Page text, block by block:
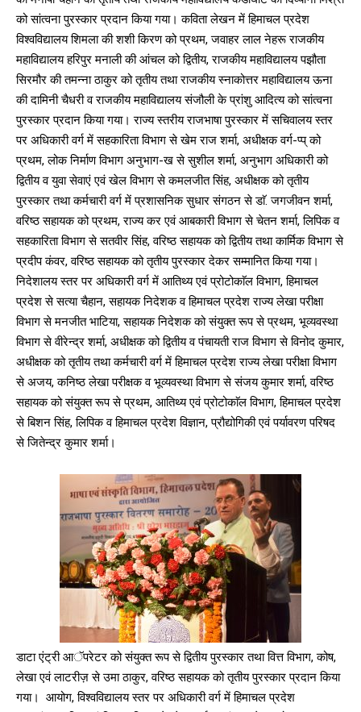
को सांत्वना पुरस्कार प्रदान किया गया। कविता लेखन में हिमाचल प्रदेश
विश्वविद्यालय शिमला की शशी किरण को प्रथम, जवाहर लाल नेहरू राजकीय
महाविद्यालय हरिपुर मनाली की आंचल को द्वितीय, राजकीय महाविद्यालय पझौता
सिरमौर की तमन्ना ठाकुर को तृतीय तथा राजकीय स्नाकोत्तर महाविद्यालय ऊना
की दामिनी चैधरी व राजकीय महाविद्यालय संजौली के प्रांशु आदित्य को सांत्वना
पुरस्कार प्रदान किया गया। राज्य स्तरीय राजभाषा पुरस्कार में सचिवालय स्तर
पर अधिकारी वर्ग में सहकारिता विभाग से खेम राज शर्मा, अधीक्षक वर्ग-प्प् को
प्रथम, लोक निर्माण विभाग अनुभाग-ख से सुशील शर्मा, अनुभाग अधिकारी को
द्वितीय व युवा सेवाएं एवं खेल विभाग से कमलजीत सिंह, अधीक्षक को तृतीय
पुरस्कार तथा कर्मचारी वर्ग में प्रशासनिक सुधार संगठन से डाॅ. जगजीवन शर्मा,
वरिष्ठ सहायक को प्रथम, राज्य कर एवं आबकारी विभाग से चेतन शर्मा, लिपिक व
सहकारिता विभाग से सतवीर सिंह, वरिष्ठ सहायक को द्वितीय तथा कार्मिक विभाग से
प्रदीप कंवर, वरिष्ठ सहायक को तृतीय पुरस्कार देकर सम्मानित किया गया।
निदेशालय स्तर पर अधिकारी वर्ग में आतिथ्य एवं प्रोटोकाॅल विभाग, हिमाचल
प्रदेश से सत्या चैहान, सहायक निदेशक व हिमाचल प्रदेश राज्य लेखा परीक्षा
विभाग से मनजीत भाटिया, सहायक निदेशक को संयुक्त रूप से प्रथम, भूव्यवस्था
विभाग से वीरेन्द्र शर्मा, अधीक्षक को द्वितीय व पंचायती राज विभाग से विनोद कुमार,
अधीक्षक को तृतीय तथा कर्मचारी वर्ग में हिमाचल प्रदेश राज्य लेखा परीक्षा विभाग
से अजय, कनिष्ठ लेखा परीक्षक व भूव्यवस्था विभाग से संजय कुमार शर्मा, वरिष्ठ
सहायक को संयुक्त रूप से प्रथम, आतिथ्य एवं प्रोटोकाॅल विभाग, हिमाचल प्रदेश
से बिशन सिंह, लिपिक व हिमाचल प्रदेश विज्ञान, प्रौद्योगिकी एवं पर्यावरण परिषद
से जितेन्द्र कुमार शर्मा।
डाटा एंट्री आॅपरेटर को संयुक्त रूप से द्वितीय पुरस्कार तथा वित्त विभाग, कोष,
लेखा एवं लाटरीज़ से उमा ठाकुर, वरिष्ठ सहायक को तृतीय पुरस्कार प्रदान किया
गया। आयोग, विश्वविद्यालय स्तर पर अधिकारी वर्ग में हिमाचल प्रदेश